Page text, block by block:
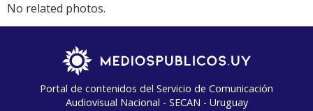
No related photos.
Portal de contenidos del Servicio de Comunicación
Audiovisual Nacional - SECAN - Uruguay